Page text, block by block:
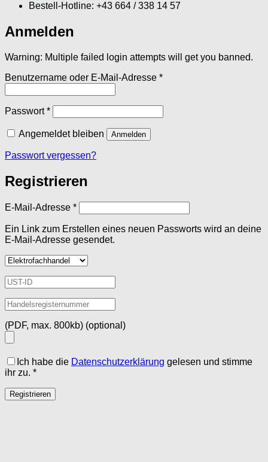
Bestell-Hotline: +43 664 / 338 14 57
Anmelden
Warning: Multiple failed login attempts will get you banned.
Benutzername oder E-Mail-Adresse *Erforderlich
Passwort*Erforderlich
Angemeldet bleiben Anmelden
Passwort vergessen?
Registrieren
E-Mail-Adresse *Erforderlich
Ein Link zum Erstellen eines neuen Passworts wird an deine
E-Mail-Adresse gesendet.
(PDF, max. 800kb) (optional)
Ich habe die Datenschutzerklärung gelesen und stimme
ihr zu. *
Registrieren